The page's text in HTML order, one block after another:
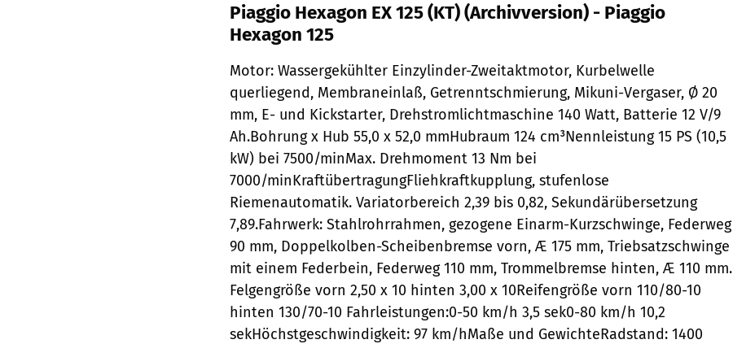
Piaggio Hexagon EX 125 (KT) (Archivversion) - Piaggio
Hexagon 125
Motor: Wassergekühlter Einzylinder-Zweitaktmotor, Kurbelwelle
querliegend, Membraneinlaß, Getrenntschmierung, Mikuni-Vergaser, Ø 20
mm, E- und Kickstarter, Drehstromlichtmaschine 140 Watt, Batterie 12 V/9
Ah.Bohrung x Hub 55,0 x 52,0 mmHubraum 124 cm³Nennleistung 15 PS (10,5
kW) bei 7500/minMax. Drehmoment 13 Nm bei
7000/minKraftübertragungFliehkraftkupplung, stufenlose
Riemenautomatik. Variatorbereich 2,39 bis 0,82, Sekundärübersetzung
7,89.Fahrwerk: Stahlrohrrahmen, gezogene Einarm-Kurzschwinge, Federweg
90 mm, Doppelkolben-Scheibenbremse vorn, Æ 175 mm, Triebsatzschwinge
mit einem Federbein, Federweg 110 mm, Trommelbremse hinten, Æ 110 mm.
Felgengröße vorn 2,50 x 10 hinten 3,00 x 10Reifengröße vorn 110/80-10
hinten 130/70-10 Fahrleistungen:0-50 km/h 3,5 sek0-80 km/h 10,2
sekHöchstgeschwindigkeit: 97 km/hMaße und GewichteRadstand: 1400